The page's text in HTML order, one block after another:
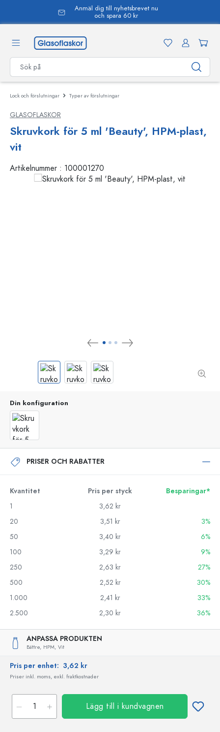
Anmäl dig till nyhetsbrevet nu
och spara 60 kr
Lock och förslutningar Typer av förslutningar
GLASOFLASKOR
Skruvkork för 5 ml 'Beauty', HPM-plast,
vit
Artikelnummer : 100001270
Din konfiguration
PRISER OCH RABATTER
Kvantitet Pris per styck
Besparingar*
1
3,62 kr
20
3,51 kr
3%
50
3,40 kr
6%
100
3,29 kr
9%
250
2,63 kr
27%
500
2,52 kr
30%
1.000
2,41 kr
33%
2.500
2,30 kr 36%
ANPASSA PRODUKTEN
Bättre, HPM, Vit
Pris per enhet: 3,62 kr
Priser inkl. moms, exkl. fraktkostnader
Lägg till i kundvagnen